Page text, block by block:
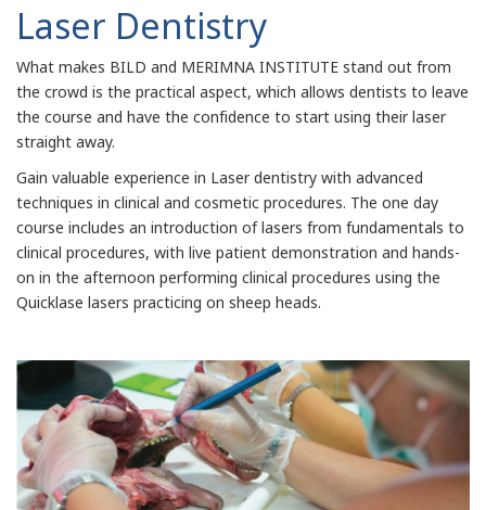
Laser Dentistry
What makes BILD and MERIMNA INSTITUTE stand out from
the crowd is the practical aspect, which allows dentists to leave
the course and have the confidence to start using their laser
straight away.
Gain valuable experience in Laser dentistry with advanced
techniques in clinical and cosmetic procedures. The one day
course includes an introduction of lasers from fundamentals to
clinical procedures, with live patient demonstration and hands-
on in the afternoon performing clinical procedures using the
Quicklase lasers practicing on sheep heads.